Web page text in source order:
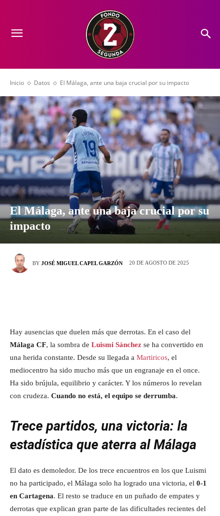
Inicio Datos El Málaga, ante una baja crucial por su impacto
El Málaga, ante una baja crucial por su
impacto
BY JOSÉ MIGUEL CAPEL GARZÓN 20 DE AGOSTO DE 2025
Hay ausencias que duelen más que derrotas. En el caso del
Málaga CF, la sombra de Luismi Sánchez se ha convertido en
una herida constante. Desde su llegada a Martiricos, el
mediocentro ha sido mucho más que un engranaje en el once.
Ha sido brújula, equilibrio y carácter. Y los números lo revelan
con crudeza. Cuando no está, el equipo se derrumba.
Trece partidos, una victoria: la
estadística que aterra al Málaga
El dato es demoledor. De los trece encuentros en los que Luismi
no ha participado, el Málaga solo ha logrado una victoria, el 0-1
en Cartagena. El resto se traduce en un puñado de empates y
derrotas que explican gran parte de las dificultades recientes del